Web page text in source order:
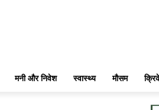
मनी और निवेश स्वास्थ्य मौसम